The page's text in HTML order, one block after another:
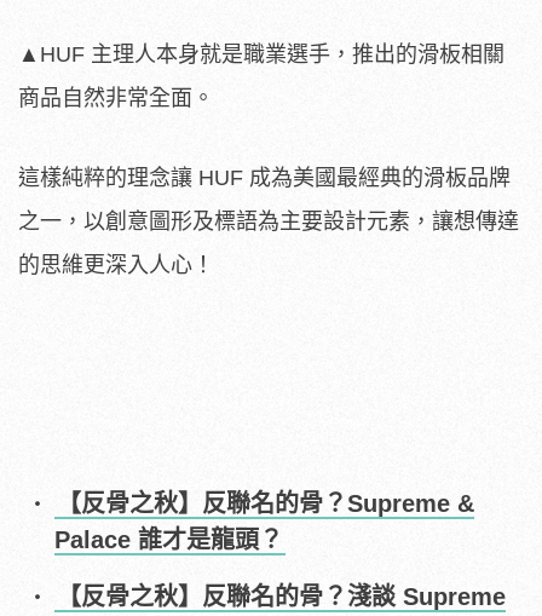
▲HUF 主理人本身就是職業選手，推出的滑板相關
商品自然非常全面。
這樣純粹的理念讓 HUF 成為美國最經典的滑板品牌
之一，以創意圖形及標語為主要設計元素，讓想傳達
的思維更深入人心！
【反骨之秋】反聯名的骨？Supreme &
Palace 誰才是龍頭？
【反骨之秋】反聯名的骨？淺談 Supreme